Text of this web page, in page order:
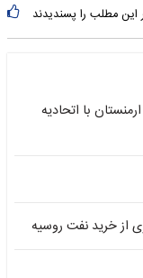
این مطلب را پسندیدند
با اتحادیه
از خرید نفت روسیه